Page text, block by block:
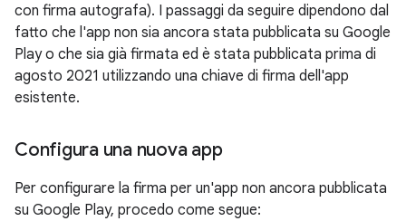
con firma autografa). I passaggi da seguire dipendono dal
fatto che l'app non sia ancora stata pubblicata su Google
Play o che sia già firmata ed è stata pubblicata prima di
agosto 2021 utilizzando una chiave di firma dell'app
esistente.
Configura una nuova app
Per configurare la firma per un'app non ancora pubblicata
su Google Play, procedo come segue: